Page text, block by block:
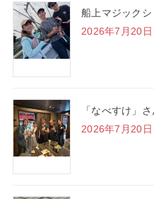
船上マジックシ
2026年7月20日
「なべすけ」
2026年7月20日